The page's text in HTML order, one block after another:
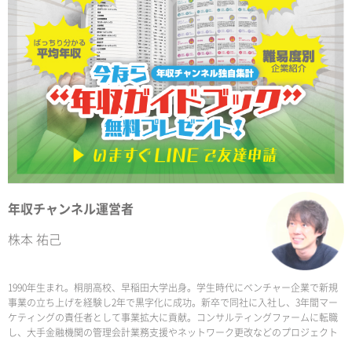
年収チャンネル運営者
株本 祐己
1990年生まれ。桐朋高校、早稲田大学出身。学生時代にベンチャー企業で新規
事業の立ち上げを経験し2年で黒字化に成功。新卒で同社に入社し、3年間マー
ケティングの責任者として事業拡大に貢献。コンサルティングファームに転職
し、大手金融機関の管理会計業務支援やネットワーク更改などのプロジェクト